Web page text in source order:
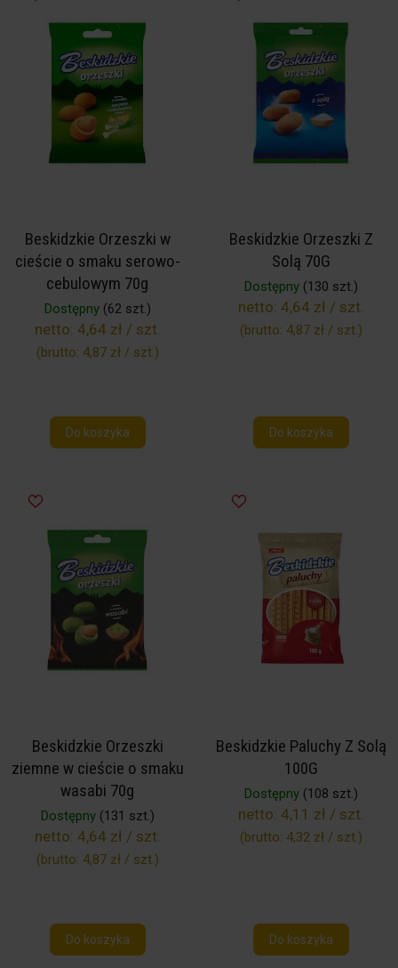
Beskidzkie Orzeszki w
cieście o smaku serowo-
cebulowym 70g
Dostępny(62 szt.)
netto: 4,64 zł / szt.
(brutto: 4,87 zł / szt.)
Do koszyka
Beskidzkie Orzeszki Z
Solą 70G
Dostępny(130 szt.)
netto: 4,64 zł / szt.
(brutto: 4,87 zł / szt.)
Do koszyka
Beskidzkie Orzeszki
ziemne w cieście o smaku
wasabi 70g
Dostępny(131 szt.)
netto: 4,64 zł / szt.
(brutto: 4,87 zł / szt.)
Do koszyka
Beskidzkie Paluchy Z Solą
100G
Dostępny(108 szt.)
netto: 4,11 zł / szt.
(brutto: 4,32 zł / szt.)
Do koszyka